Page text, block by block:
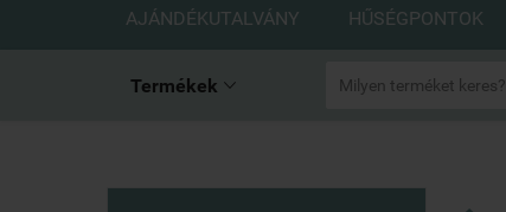
AJÁNDÉKUTALVÁNY HŰSÉGPONTOK
Termékek 